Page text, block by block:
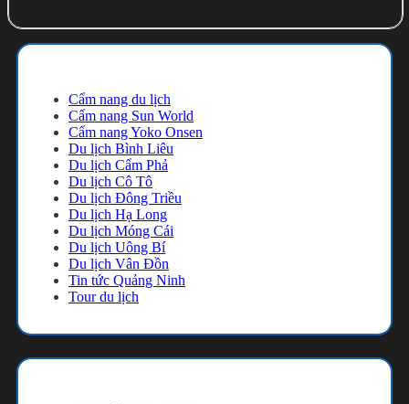
Cẩm nang du lịch
Cẩm nang Sun World
Cẩm nang Yoko Onsen
Du lịch Bình Liêu
Du lịch Cẩm Phả
Du lịch Cô Tô
Du lịch Đông Triều
Du lịch Hạ Long
Du lịch Móng Cái
Du lịch Uông Bí
Du lịch Vân Đồn
Tin tức Quảng Ninh
Tour du lịch